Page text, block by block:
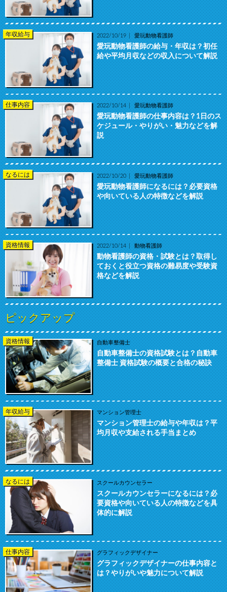
年収給与 2022/10/19 愛玩動物看護師
愛玩動物看護師の給与・年収は？初任
給や平均月収などの収入について解説
仕事内容 2022/10/14 愛玩動物看護師
愛玩動物看護師の仕事内容は？1日のス
ケジュール・やりがい・魅力などを解
説
なるには 2022/10/20 愛玩動物看護師
愛玩動物看護師になるには？必要資格
や向いている人の特徴などを解説
資格情報 2022/10/14 動物看護師
動物看護師の資格・試験とは？取得し
ておくと役立つ資格の難易度や受験資
格などを解説
ピックアップ
資格情報 自動車整備士
自動車整備士の資格試験とは？自動車
整備士 資格試験の概要と合格の秘訣
年収給与 マンション管理士
マンション管理士の給与や年収は？平
均月収や支給される手当まとめ
なるには スクールカウンセラー
スクールカウンセラーになるには？必
要資格や向いている人の特徴などを具
体的に解説
仕事内容 グラフィックデザイナー
グラフィックデザイナーの仕事内容と
は？やりがいや魅力について解説